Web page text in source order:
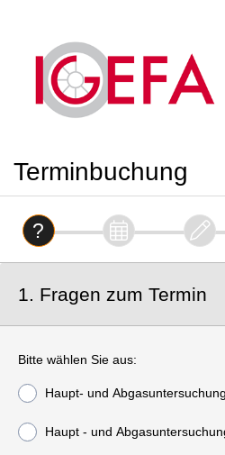
Terminbuchung
1. Fragen zum Termin
Bitte wählen Sie aus:
Haupt- und